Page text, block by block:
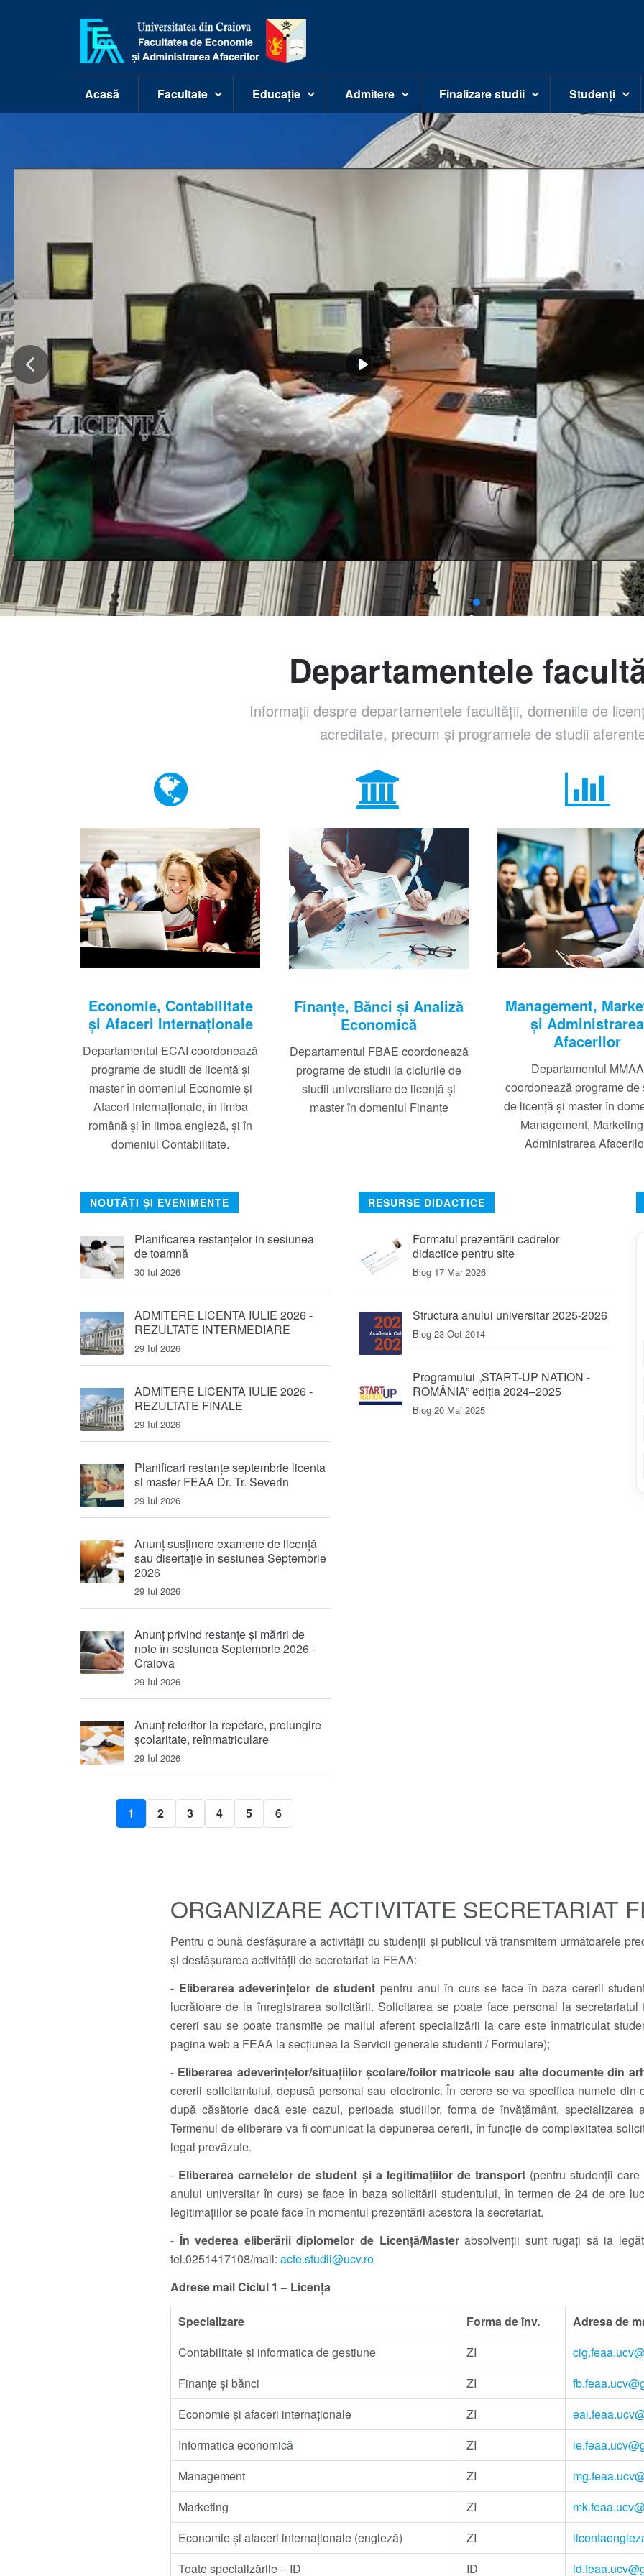
Acasă Facultate Educație Admitere Finalizare studii Studenți
Departamentele
Informații despre departamentele facultății, domeniile de
acreditate, precum și programele de studii
Economie, Contabilitate
și Afaceri Internaționale
Departamentul ECAI coordonează
programe de studii de licenţă şi
master în domeniul Economie și
Afaceri Internaționale, în limba
română și în limba engleză, și în
domeniul Contabilitate.
Finanţe, Bănci şi Analiză
Economică
Departamentul FBAE coordonează
programe de studii la ciclurile de
studii universitare de licenţă și
master în domeniul Finanțe
Management,
şi Administrarea
Afacerilor
Departamentul MMAA
coordonează programe de
de licenţă şi master în
Management,
Administrarea
NOUTĂȚI ȘI EVENIMENTE
Planificarea restanțelor in sesiunea
de toamnă
30 Iul 2026
ADMITERE LICENTA IULIE 2026 -
REZULTATE INTERMEDIARE
29 Iul 2026
ADMITERE LICENTA IULIE 2026 -
REZULTATE FINALE
29 Iul 2026
Planificari restanțe septembrie licenta
si master FEAA Dr. Tr. Severin
29 Iul 2026
Anunț susținere examene de licență
sau disertație în sesiunea Septembrie
2026
29 Iul 2026
Anunț privind restanțe și măriri de
note în sesiunea Septembrie 2026 -
Craiova
29 Iul 2026
Anunț referitor la repetare, prelungire
școlaritate, reînmatriculare
29 Iul 2026
1 2 3 4 5 6
RESURSE DIDACTICE
Formatul prezentării cadrelor
didactice pentru site
Blog 17 Mar 2026
Structura anului universitar 2025-2026
Blog 23 Oct 2014
Programului „START-UP NATION -
ROMÂNIA” ediția 2024–2025
Blog 20 Mai 2025
ORGANIZARE ACTIVITATE SECRETARIAT
Pentru o bună desfășurare a activității cu studenții și publicul vă transmitem următoarele
și desfășurarea activității de secretariat la FEAA:
- Eliberarea adeverințelor de student pentru anul în curs se face în baza cererii
lucrătoare de la înregistrarea solicitării. Solicitarea se poate face personal la
cereri sau se poate transmite pe mailul aferent specializării la care este înmatriculat
pagina web a FEAA la secțiunea la Servicii generale studenti / Formulare);
- Eliberarea adeverințelor/situațiilor școlare/foilor matricole sau alte documente din
cererii solicitantului, depusă personal sau electronic. În cerere se va specifica numele din
după căsătorie dacă este cazul, perioada studiilor, forma de învățământ, specializarea
Termenul de eliberare va fi comunicat la depunerea cererii, în funcție de complexitatea
legal prevăzute.
- Eliberarea carnetelor de student și a legitimațiilor de transport (pentru studenții
anului universitar în curs) se face în baza solicitării studentului, în termen de 24 de ore
legitimațiilor se poate face în momentul prezentării acestora la secretariat.
-În vederea eliberării diplomelor de Licență/Masterabsolvenții sunt rugați să ia
tel.0251417108/mail: acte.studii@ucv.ro
Adrese mail Ciclul 1 – Licența
Specializare Forma de înv.
Adresa de
Contabilitate și informatica de gestiune
ZI
Finanțe și bănci
ZI
Economie și afaceri internaționale
ZI
Informatica economică
ZI
Management
ZI
Marketing
ZI
Economie și afaceri internaționale (engleză)
ZI
Toate specializările – ID
ID